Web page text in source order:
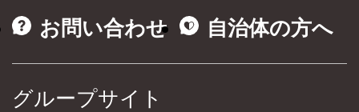
お問い合わせ
自治体の方へ
グループサイト